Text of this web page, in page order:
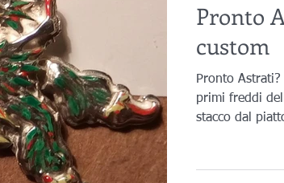
Pronto
custom
Pronto
primi freddi
stacco dal